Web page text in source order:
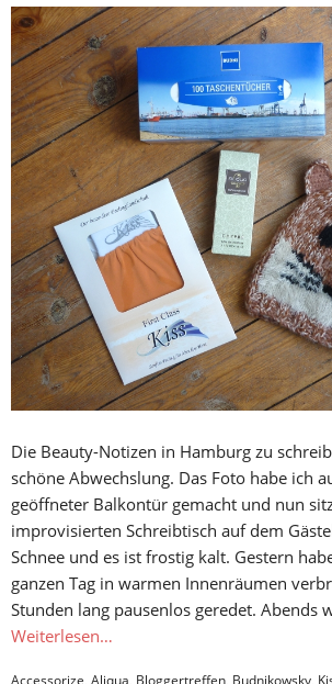
Die Beauty-Notizen in Hamburg zu
schöne Abwechslung. Das Foto habe ich
geöffneter Balkontür gemacht und nun
improvisierten Schreibtisch auf dem
Schnee und es ist frostig kalt. Gestern
ganzen Tag in warmen Innenräumen
Stunden lang pausenlos geredet. Abends
Weiterlesen…
Accessorize, Aliqua, Bloggertreffen, Budnikowsky,